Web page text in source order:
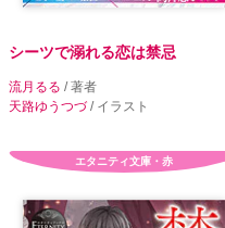
シーツで溺れる恋は禁忌
流月るる / 著者
天路ゆうつづ/ イラスト
エタニティ文庫・赤